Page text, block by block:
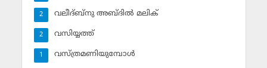
വലീദ്ബ്‌നു അബ്ദില്‍ മലിക്‌
2
വസിയ്യത്ത്‌
2
വസ്ത്രമണിയുമ്പോള്‍
1